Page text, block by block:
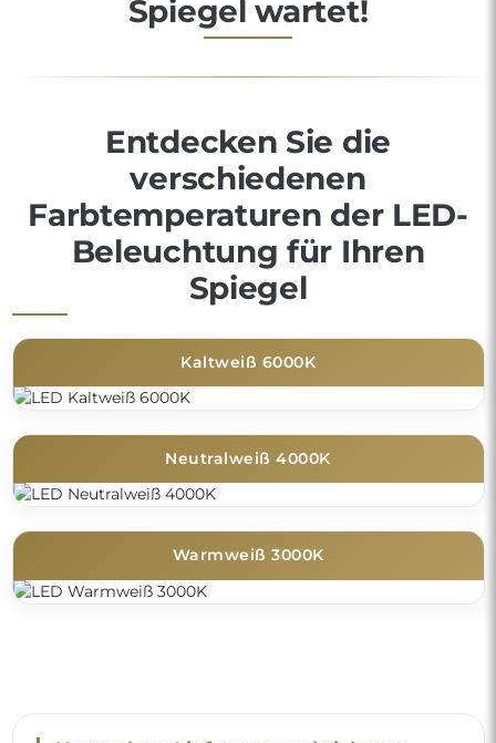
Spiegel wartet!
Entdecken Sie die
verschiedenen
Farbtemperaturen der LED-
Beleuchtung für Ihren
Spiegel
Kaltweiß 6000K
Neutralweiß 4000K
Warmweiß 3000K